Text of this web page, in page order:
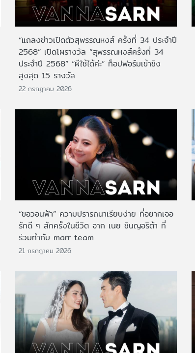
“แถลงข่าวเปิดตัวสุพรรณหงส์ ครั้งที่ 34 ประจำปี
2568” เปิดโผรางวัล “สุพรรณหงส์ครั้งที่ 34
ประจำปี 2568” “ผีใช้ได้ค่ะ” ท็อปฟอร์มเข้าชิง
สูงสุด 15 รางวัล
22 กรกฎาคม 2026
“ขอวอนฟ้า” ความปรารถนาเรียบง่าย ที่อยากเจอ
รักดี ๆ สักครั้งในชีวิต จาก เนย ซินญอริต้า ที่
ร่วมทำกับ marr team
21 กรกฎาคม 2026